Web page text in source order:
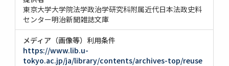
東京大学大学院法学政治学研究科附属近代日本法政史料
センター明治新聞雑誌文庫
メディア（画像等）利用条件
https://www.lib.u-
tokyo.ac.jp/ja/library/contents/archives-top/reuse